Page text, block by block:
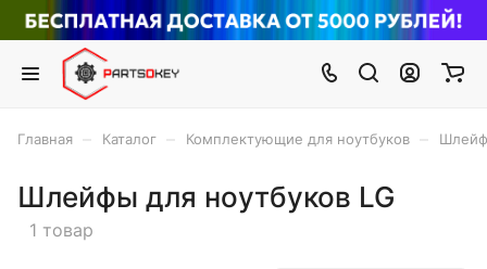
Главная Каталог Комплектующие для ноутбуков
Шлейфы для ноутбуков LG
1 товар